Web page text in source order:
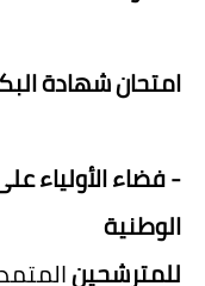
امتحان شهادة
- فضاء الأولياء
الوطنية
للمترشحين